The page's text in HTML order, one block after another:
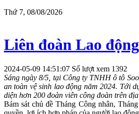
Thứ 7, 08/08/2026
Liên đoàn Lao
2024-05-09 14:51:07 Số lượt xem 1392
Sáng ngày 8/5, tại Công ty TNHH ô tô
an toàn vệ sinh lao động năm 2024. Tới
diện hơn 200 đoàn viên công đoàn trên
Bám sát chủ đề Tháng Công nhân,